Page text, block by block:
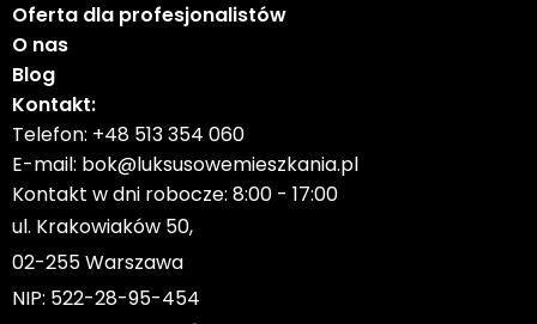
Oferta dla profesjonalistów
O nas
Blog
Kontakt:
Telefon: +48 513 354 060
E-mail: bok@luksusowemieszkania.pl
Kontakt w dni robocze: 8:00 - 17:00
ul. Krakowiaków 50,
02-255 Warszawa
NIP: 522-28-95-454